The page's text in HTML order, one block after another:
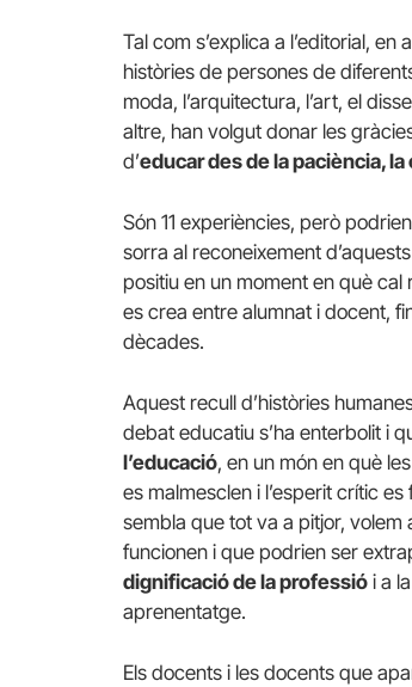
Tal com s’explica a l’editorial,
històries de persones de
moda, l’arquitectura, l’art, el
altre, han volgut donar les
d’educar des de la paciència,
Són 11 experiències, però
sorra al reconeixement
positiu en un moment en què cal
es crea entre alumnat i docent,
dècades.
Aquest recull d’històries
debat educatiu s’ha enterbolit i
l’educació, en un món en què
es malmesclen i l’esperit crític
sembla que tot va a pitjor,
funcionen i que podrien ser
dignificació de la professió i a
aprenentatge.
Els docents i les docents que